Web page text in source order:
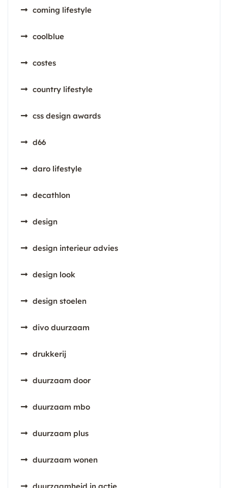
coming lifestyle
coolblue
costes
country lifestyle
css design awards
d66
daro lifestyle
decathlon
design
design interieur advies
design look
design stoelen
divo duurzaam
drukkerij
duurzaam door
duurzaam mbo
duurzaam plus
duurzaam wonen